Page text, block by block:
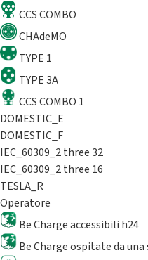
CCS COMBO
CHAdeMO
TYPE 1
TYPE 3A
CCS COMBO 1
DOMESTIC_E
DOMESTIC_F
IEC_60309_2 three 32
IEC_60309_2 three 16
TESLA_R
Operatore
Be Charge accessibili h24
Be Charge ospitate da